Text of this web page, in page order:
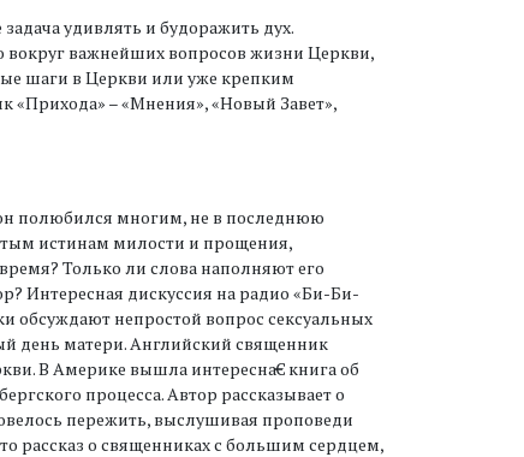
удивлять и будоражить дух.
важнейших вопросов жизни Церкви,
шаги в Церкви или уже крепким
«Прихода» – «Мнения», «Новый Завет»,
он полюбился многим, не в последнюю
истинам милости и прощения,
Только ли слова наполняют его
Интересная дискуссия на радио «Би-Би-
обсуждают непростой вопрос сексуальных
день матери. Английский священник
В Америке вышла интересна€ книга об
процесса. Автор рассказывает о
пережить, выслушивая проповеди
рассказ о священниках с большим сердцем,